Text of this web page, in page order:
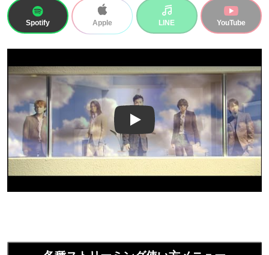
Spotify Apple LINE YouTube